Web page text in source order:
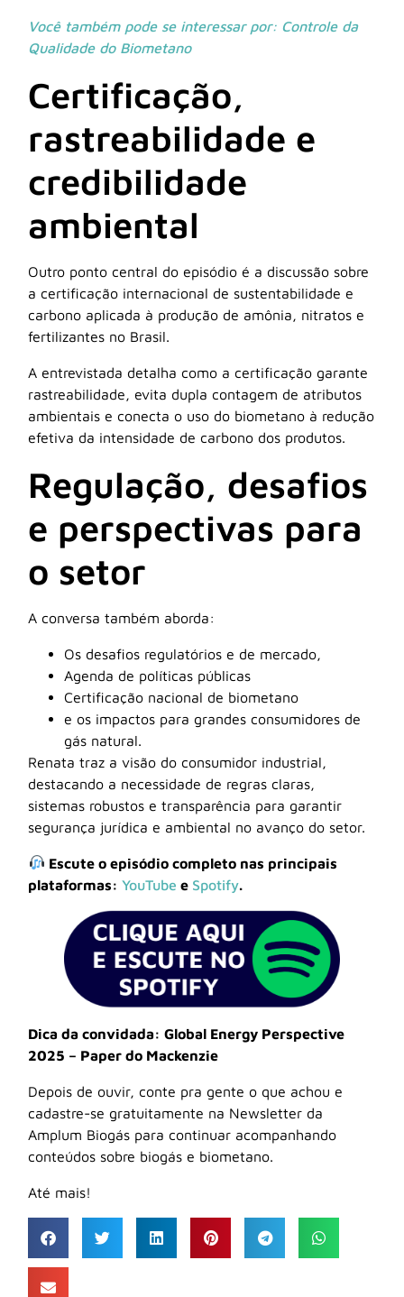
Você também pode se interessar por: Controle da
Qualidade do Biometano
Certificação,
rastreabilidade e
credibilidade
ambiental
Outro ponto central do episódio é a discussão sobre
a certificação internacional de sustentabilidade e
carbono aplicada à produção de amônia, nitratos e
fertilizantes no Brasil.
A entrevistada detalha como a certificação garante
rastreabilidade, evita dupla contagem de atributos
ambientais e conecta o uso do biometano à redução
efetiva da intensidade de carbono dos produtos.
Regulação, desafios
e perspectivas para
o setor
A conversa também aborda:
Os desafios regulatórios e de mercado,
Agenda de políticas públicas
Certificação nacional de biometano
e os impactos para grandes consumidores de
gás natural.
Renata traz a visão do consumidor industrial,
destacando a necessidade de regras claras,
sistemas robustos e transparência para garantir
segurança jurídica e ambiental no avanço do setor.
Escute o episódio completo nas principais
plataformas:YouTube e Spotify.
Dica da convidada: Global Energy Perspective
2025 – Paper do Mackenzie
Depois de ouvir, conte pra gente o que achou e
cadastre-se gratuitamente na Newsletter da
Amplum Biogás para continuar acompanhando
conteúdos sobre biogás e biometano.
Até mais!